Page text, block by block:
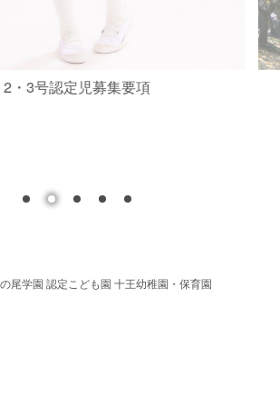
2・3号認定児募集要項
尾学園 認定こども園 十王幼稚園・保育園